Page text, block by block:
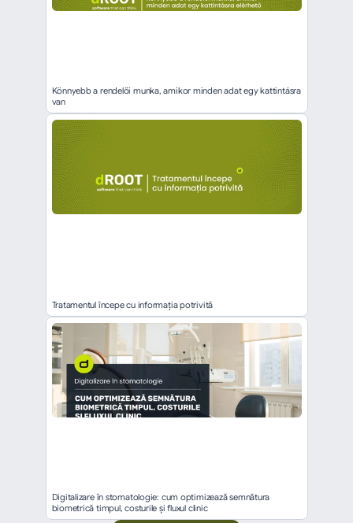
Könnyebb a rendelői munka, amikor minden adat egy kattintásra
van
Tratamentul începe cu informația potrivită
Digitalizare în stomatologie: cum optimizează semnătura
biometrică timpul, costurile și fluxul clinic